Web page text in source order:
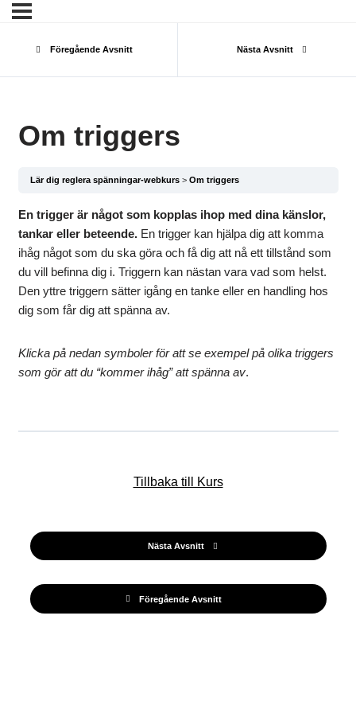
Föregående Avsnitt Nästa Avsnitt
Om triggers
Lär dig reglera spänningar-webkurs Om triggers
En trigger är något som kopplas ihop med dina känslor,
tankar eller beteende. En trigger kan hjälpa dig att komma
ihåg något som du ska göra och få dig att nå ett tillstånd som
du vill befinna dig i. Triggern kan nästan vara vad som helst.
Den yttre triggern sätter igång en tanke eller en handling hos
dig som får dig att spänna av.
Klicka på nedan symboler för att se exempel på olika triggers
som gör att du “kommer ihåg” att spänna av.
Föregående Avsnitt
Tillbaka till Kurs
Nästa Avsnitt